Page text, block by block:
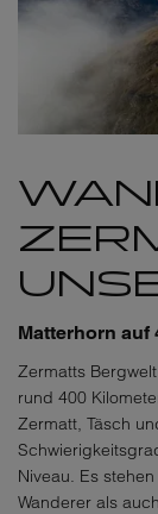
Matterhorn auf
Zermatts
rund 400
Zermatt, Täsch
Niveau. Es
Wanderer als